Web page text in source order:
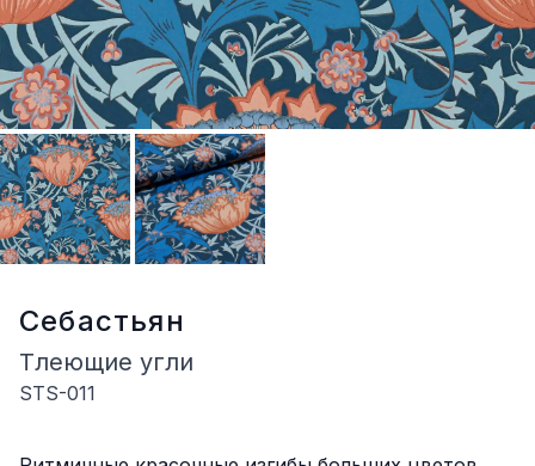
Себастьян
Тлеющие угли
STS-011